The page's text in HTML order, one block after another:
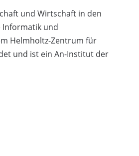
und Wirtschaft in den
Informatik und
Helmholtz-Zentrum für
und ist ein An-Institut der